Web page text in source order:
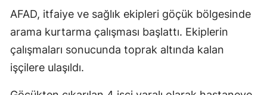
AFAD, itfaiye ve sağlık ekipleri göçük bölgesinde
arama kurtarma çalışması başlattı. Ekiplerin
çalışmaları sonucunda toprak altında kalan
işçilere ulaşıldı.